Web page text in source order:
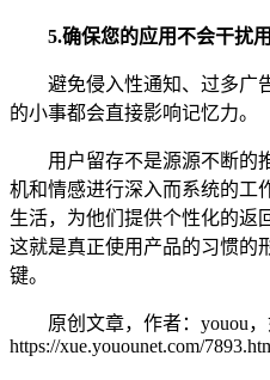
5.确保您的应用不会干扰
避免侵入性通知、过多广
的小事都会直接影响记忆力。
用户留存不是源源不断的
机和情感进行深入而系统的工
生活，为他们提供个性化的返
这就是真正使用产品的习惯的
键。
原创文章，作者：youou
https://xue.youounet.com/